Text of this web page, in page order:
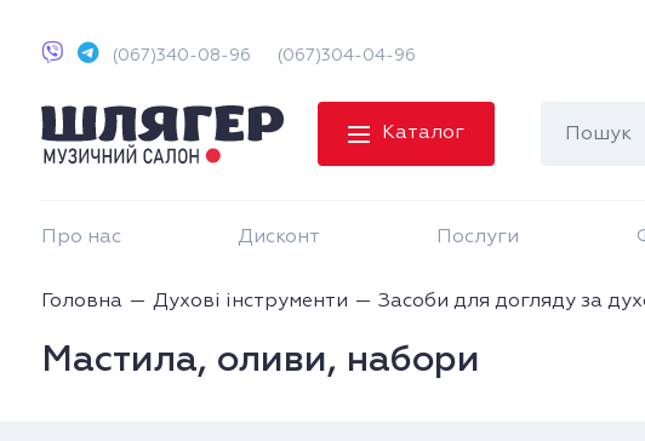
(067)340-08-96 (067)304-04-96
Каталог
Про нас Дисконт Послуги
Головна Духові інструменти Засоби для догляду за
Мастила, оливи, набори